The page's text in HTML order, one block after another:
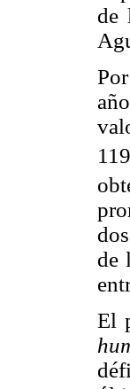
de
de
El